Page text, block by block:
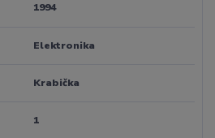
1994
Elektronika
Krabička
1